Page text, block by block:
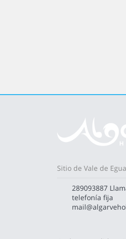
Sitio de Vale de
289093887
telefonía fija